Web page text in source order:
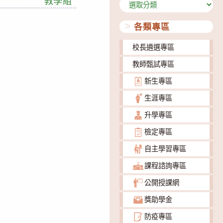
類
各類專區
校長遴選專區
教師甄試專區
新生專區
生涯專區
升學專區
檢定專區
自主學習專區
課程諮詢專區
公開授課網
獎助學金
防疫專區